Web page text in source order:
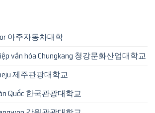
아주자동차대학
văn hóa Chungkang 청강문화산업대학교
제주관광대학교
Quốc 한국관광대학교